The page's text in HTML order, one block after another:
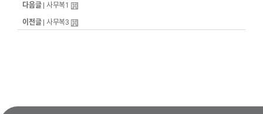
다음글 | 사무복1
이전글 | 사무복3